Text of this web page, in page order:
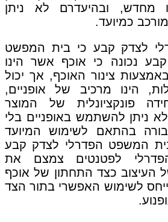
מחדש, ובהיעדרם לא ניתן
כמיועד.
לצדק קבע כי בית המפשט
נכונה כי אוכף אשר הינו
צינור האוכף, אך יכול
הינו מרכיב של אופניים,
פונקציונלית של המוצר
ניתן להשתמש באופניים בלי
בהתאם לשימוש המיועד
המשפט הפדרלי לצדק קבע
לפטנטים צמצם את
העיצוב כצד התחתון של אוכף
לשימוש האפשרי בתור הצד